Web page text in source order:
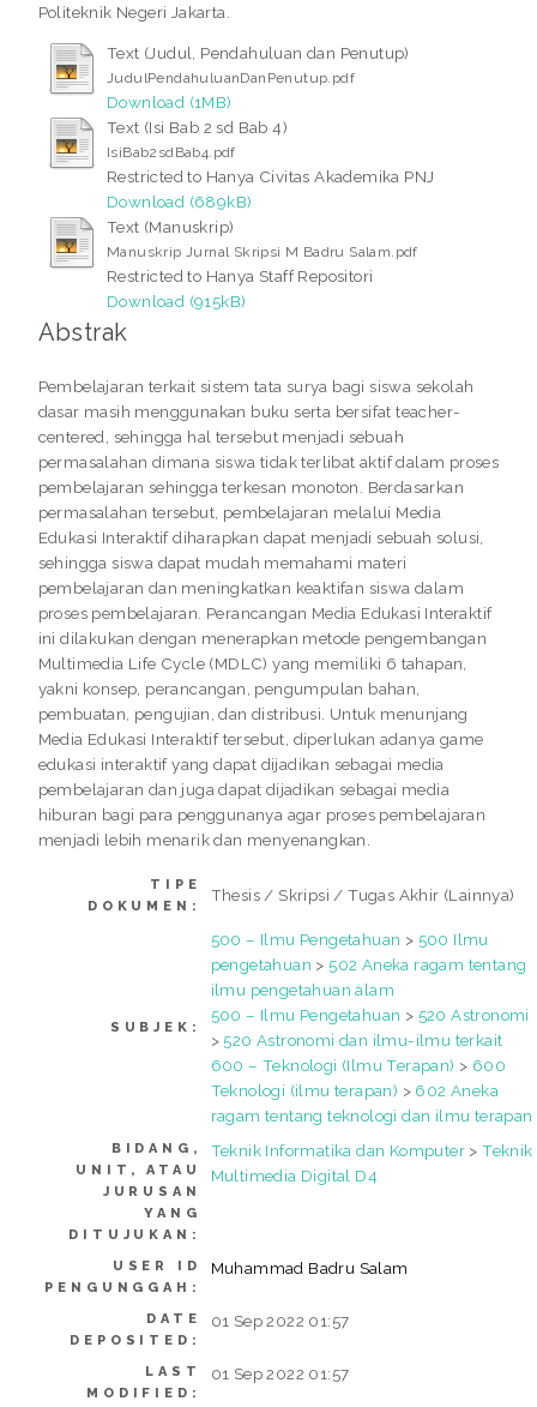
Politeknik Negeri Jakarta.
Text (Judul, Pendahuluan dan Penutup)
JudulPendahuluanDanPenutup.pdf
Download (1MB)
Text (Isi Bab 2 sd Bab 4)
IsiBab2sdBab4.pdf
Restricted to Hanya Civitas Akademika PNJ
Download (689kB)
Text (Manuskrip)
Manuskrip Jurnal Skripsi M Badru Salam.pdf
Restricted to Hanya Staff Repositori
Download (915kB)
Abstrak
Pembelajaran terkait sistem tata surya bagi siswa sekolah
dasar masih menggunakan buku serta bersifat teacher-
centered, sehingga hal tersebut menjadi sebuah
permasalahan dimana siswa tidak terlibat aktif dalam proses
pembelajaran sehingga terkesan monoton. Berdasarkan
permasalahan tersebut, pembelajaran melalui Media
Edukasi Interaktif diharapkan dapat menjadi sebuah solusi,
sehingga siswa dapat mudah memahami materi
pembelajaran dan meningkatkan keaktifan siswa dalam
proses pembelajaran. Perancangan Media Edukasi Interaktif
ini dilakukan dengan menerapkan metode pengembangan
Multimedia Life Cycle (MDLC) yang memiliki 6 tahapan,
yakni konsep, perancangan, pengumpulan bahan,
pembuatan, pengujian, dan distribusi. Untuk menunjang
Media Edukasi Interaktif tersebut, diperlukan adanya game
edukasi interaktif yang dapat dijadikan sebagai media
pembelajaran dan juga dapat dijadikan sebagai media
hiburan bagi para penggunanya agar proses pembelajaran
menjadi lebih menarik dan menyenangkan.
TIPE
DOKUMEN:
Thesis / Skripsi / Tugas Akhir (Lainnya)
SUBJEK:
500 – Ilmu Pengetahuan > 500 Ilmu
pengetahuan > 502 Aneka ragam tentang
ilmu pengetahuan alam
500 – Ilmu Pengetahuan > 520 Astronomi
> 520 Astronomi dan ilmu-ilmu terkait
600 – Teknologi (Ilmu Terapan) > 600
Teknologi (ilmu terapan) > 602 Aneka
ragam tentang teknologi dan ilmu terapan
BIDANG,
UNIT, ATAU
JURUSAN
YANG
DITUJUKAN:
Teknik Informatika dan Komputer >Teknik
Multimedia Digital D4
USER ID
PENGUNGGAH:
Muhammad Badru Salam
DATE
DEPOSITED:
01 Sep 2022 01:57
LAST
MODIFIED:
01 Sep 2022 01:57